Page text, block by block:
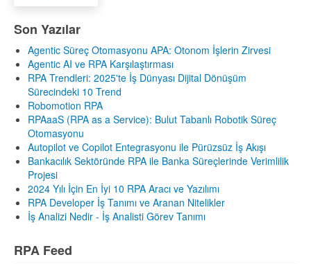
Son Yazılar
Agentic Süreç Otomasyonu APA: Otonom İşlerin Zirvesi
Agentic AI ve RPA Karşılaştırması
RPA Trendleri: 2025'te İş Dünyası Dijital Dönüşüm
Sürecindeki 10 Trend
Robomotion RPA
RPAaaS (RPA as a Service): Bulut Tabanlı Robotik Süreç
Otomasyonu
Autopilot ve Copilot Entegrasyonu ile Pürüzsüz İş Akışı
Bankacılık Sektöründe RPA ile Banka Süreçlerinde Verimlilik
Projesi
2024 Yılı İçin En İyi 10 RPA Aracı ve Yazılımı
RPA Developer İş Tanımı ve Aranan Nitelikler
İş Analizi Nedir - İş Analisti Görev Tanımı
RPA Feed